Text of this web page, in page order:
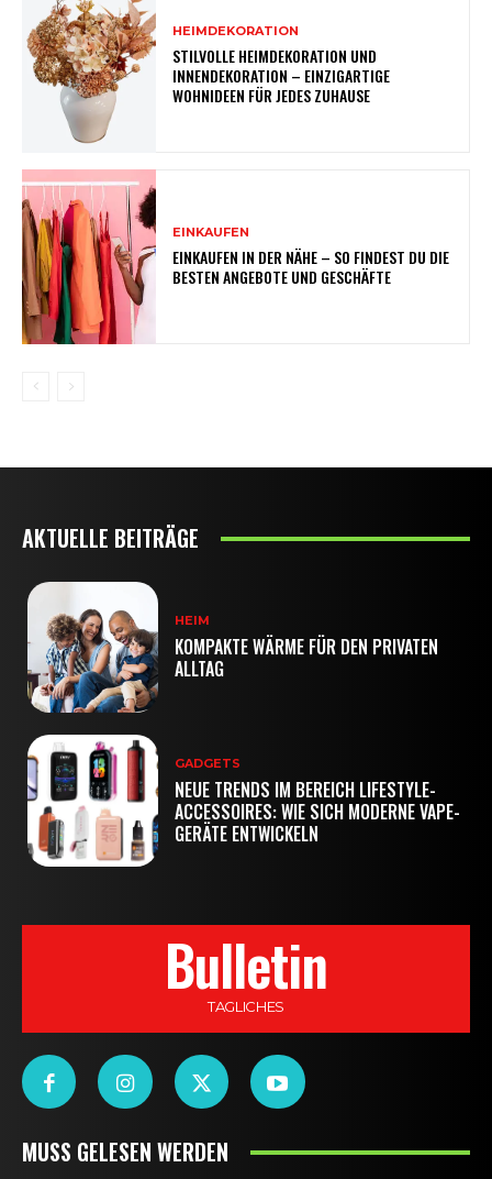
HEIMDEKORATION
STILVOLLE HEIMDEKORATION UND
INNENDEKORATION – EINZIGARTIGE
WOHNIDEEN FÜR JEDES ZUHAUSE
EINKAUFEN
EINKAUFEN IN DER NÄHE – SO FINDEST DU DIE
BESTEN ANGEBOTE UND GESCHÄFTE
AKTUELLE BEITRÄGE
HEIM
KOMPAKTE WÄRME FÜR DEN PRIVATEN
ALLTAG
GADGETS
NEUE TRENDS IM BEREICH LIFESTYLE-
ACCESSOIRES: WIE SICH MODERNE VAPE-
GERÄTE ENTWICKELN
Bulletin
TAGLICHES
MUSS GELESEN WERDEN